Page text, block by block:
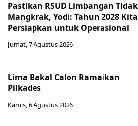
Pastikan RSUD Limbangan Tidak
Mangkrak, Yodi: Tahun 2028 Kita
Persiapkan untuk Operasional
Jumat, 7 Agustus 2026
Lima Bakal Calon Ramaikan
Pilkades
Kamis, 6 Agustus 2026